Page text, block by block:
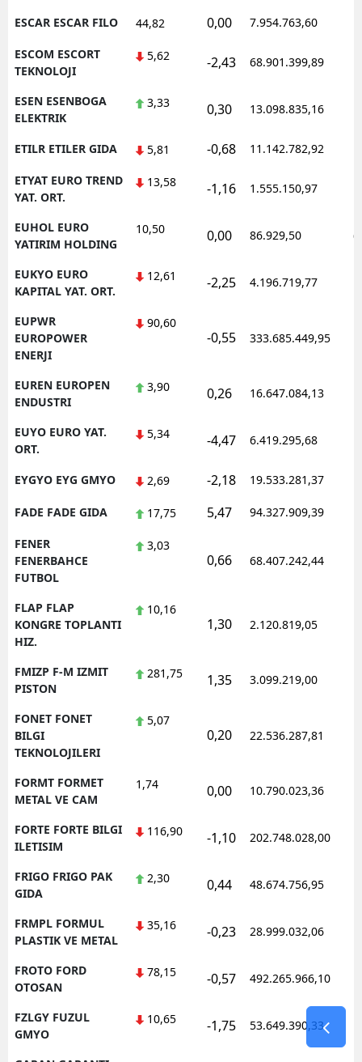
ESCAR ESCAR FILO 44,82 0,00 7.954.763,60
ESCOM ESCORT
TEKNOLOJI
5,62 -2,43 68.901.399,89
ESEN ESENBOGA
ELEKTRIK
3,33 0,30 13.098.835,16
ETILR ETILER GIDA 5,81 -0,68 11.142.782,92
ETYAT EURO TREND
YAT. ORT.
13,58 -1,16 1.555.150,97
EUHOL EURO
YATIRIM HOLDING
10,50 0,00 86.929,50
EUKYO EURO
KAPITAL YAT. ORT.
12,61 -2,25 4.196.719,77
EUPWR
EUROPOWER
ENERJI
90,60
-0,55 333.685.449,95
EUREN EUROPEN
ENDUSTRI
3,90 0,26 16.647.084,13
EUYO EURO YAT.
ORT.
5,34 -4,47 6.419.295,68
EYGYO EYG GMYO 2,69 -2,18 19.533.281,37
FADE FADE GIDA 17,75 5,47 94.327.909,39
FENER
FENERBAHCE
FUTBOL
3,03
0,66 68.407.242,44
FLAP FLAP
KONGRE TOPLANTI
HIZ.
10,16
1,30 2.120.819,05
FMIZP F-M IZMIT
PISTON
281,75 1,35 3.099.219,00
FONET FONET
BILGI
TEKNOLOJILERI
5,07
0,20 22.536.287,81
FORMT FORMET
METAL VE CAM
1,74 0,00 10.790.023,36
FORTE FORTE BILGI
ILETISIM
116,90 -1,10 202.748.028,00
FRIGO FRIGO PAK
GIDA
2,30 0,44 48.674.756,95
FRMPL FORMUL
PLASTIK VE METAL
35,16 -0,23 28.999.032,06
FROTO FORD
OTOSAN
78,15 -0,57 492.265.966,10
FZLGY FUZUL
GMYO
10,65 -1,75 53.649.390,33